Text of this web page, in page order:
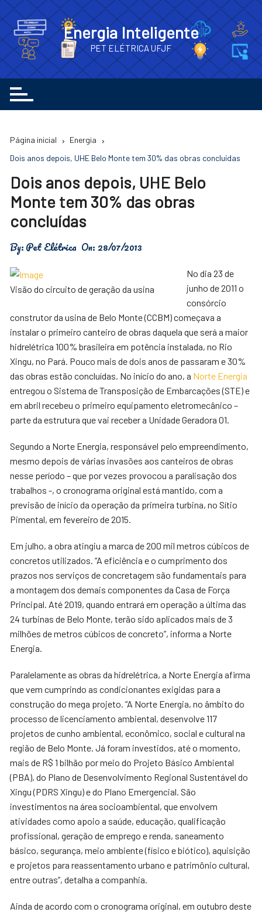
para
o
conteúdo
Energia Inteligente
PET ELÉTRICA UFJF
Página inicial
Energia
Dois anos depois, UHE Belo Monte tem 30% das obras concluídas
Dois anos depois, UHE Belo
Monte tem 30% das obras
concluídas
By:Pet Elétrica On: 28/07/2013
Visão do circuito de geração da usina
No dia 23 de
junho de 2011 o
consórcio
construtor da usina de Belo Monte (CCBM) começava a
instalar o primeiro canteiro de obras daquela que será a maior
hidrelétrica 100% brasileira em potência instalada, no Rio
Xingu, no Pará. Pouco mais de dois anos de passaram e 30%
das obras estão concluídas. No início do ano, a Norte Energia
entregou o Sistema de Transposição de Embarcações (STE) e
em abril recebeu o primeiro equipamento eletromecânico –
parte da estrutura que vai receber a Unidade Geradora 01.
Segundo a Norte Energia, responsável pelo empreendimento,
mesmo depois de várias invasões aos canteiros de obras
nesse período – que por vezes provocou a paralisação dos
trabalhos -, o cronograma original está mantido, com a
previsão de início da operação da primeira turbina, no Sítio
Pimental, em fevereiro de 2015.
Em julho, a obra atingiu a marca de 200 mil metros cúbicos de
concretos utilizados. “A eficiência e o cumprimento dos
prazos nos serviços de concretagem são fundamentais para
a montagem dos demais componentes da Casa de Força
Principal. Até 2019, quando entrará em operação a última das
24 turbinas de Belo Monte, terão sido aplicados mais de 3
milhões de metros cúbicos de concreto”, informa a Norte
Energia.
Paralelamente as obras da hidrelétrica, a Norte Energia afirma
que vem cumprindo as condicionantes exigidas para a
construção do mega projeto. “A Norte Energia, no âmbito do
processo de licenciamento ambiental, desenvolve 117
projetos de cunho ambiental, econômico, social e cultural na
região de Belo Monte. Já foram investidos, até o momento,
mais de R$ 1 bilhão por meio do Projeto Básico Ambiental
(PBA), do Plano de Desenvolvimento Regional Sustentável do
Xingu (PDRS Xingu) e do Plano Emergencial. São
investimentos na área socioambiental, que envolvem
atividades como apoio a saúde, educação, qualificação
profissional, geração de emprego e renda, saneamento
básico, segurança, meio ambiente (físico e biótico), aquisição
e projetos para reassentamento urbano e patrimônio cultural,
entre outras”, detalha a companhia.
Ainda de acordo com o cronograma original, em outubro deste